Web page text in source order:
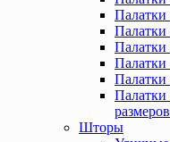
Палатки
Палатки
Палатки
Палатки
Палатки
размеров
Шторы